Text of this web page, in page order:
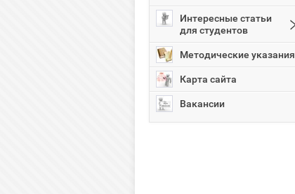
Интересные статьи
для студентов
Методические указания
Карта сайта
Вакансии